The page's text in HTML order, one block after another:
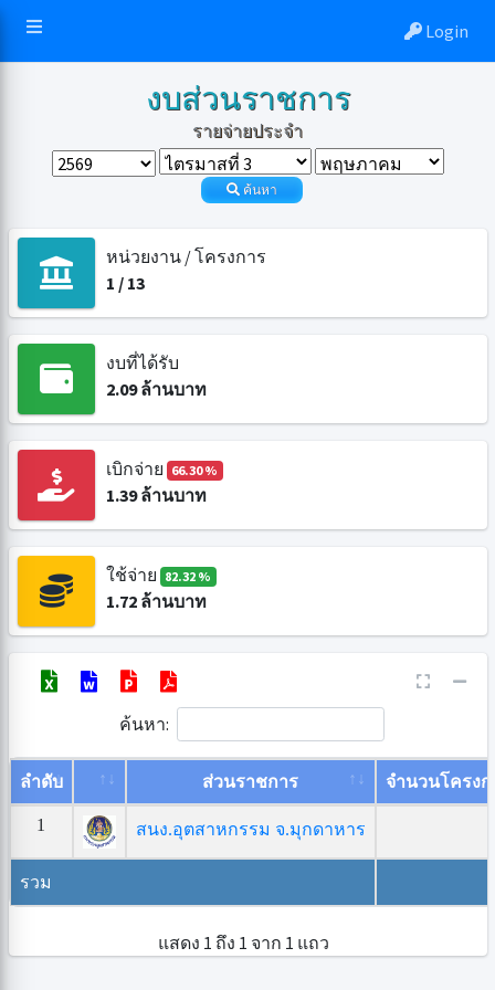
Login
งบส่วนราชการ
รายจ่ายประจำ
ค้นหา
หน่วยงาน / โครงการ
1 / 13
งบที่ได้รับ
2.09ล้านบาท
เบิกจ่าย 66.30 %
1.39ล้านบาท
ใช้จ่าย 82.32 %
1.72ล้านบาท
ค้นหา:
ลำดับ ส่วนราชการ จำนวนโครงก
1 สนง.อุตสาหกรรม จ.มุกดาหาร
รวม
แสดง 1 ถึง 1 จาก 1 แถว